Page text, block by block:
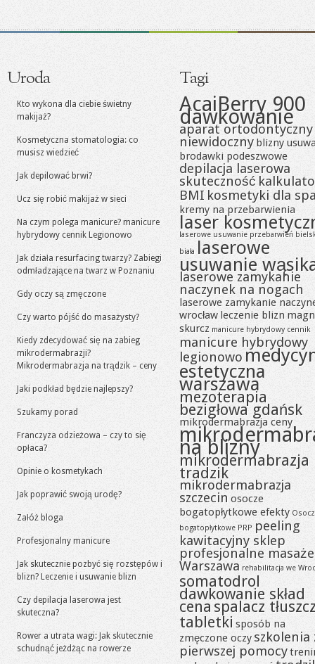
Uroda
Kto wykona dla ciebie świetny
makijaż?
Kosmetyczna stomatologia: co
musisz wiedzieć
Jak depilować brwi?
Ucz się robić makijaż w sieci
Na czym polega manicure? manicure
hybrydowy cennik Legionowo
Jak działa resurfacing twarzy? Zabiegi
odmładzające na twarz w Poznaniu
Gdy oczy są zmęczone
Czy warto pójść do masażysty?
Kiedy zdecydować się na zabieg
mikrodermabrazji?
Mikrodermabrazja na trądzik – ceny
Jaki podkład będzie najlepszy?
Szukamy porad
Franczyza odzieżowa – czy to się
opłaca?
Opinie o kosmetykach
Jak poprawić swoją urodę?
Załóż bloga
Profesjonalny manicure
Jak skutecznie pozbyć się rozstępów i
blizn? Leczenie i usuwanie blizn
Czy depilacja laserowa jest
skuteczna?
Rower a utrata wagi: Jak skutecznie
schudnąć jeżdżąc na rowerze
Tagi
AcaiBerry 900
dawkowanie
aparat ortodontyczny
niewidoczny blizny
brodawki podeszwowe
depilacja laserowa
skuteczność
BMI kosmetyki dla
kremy na przebarwienia
laser
laserowe usuwanie przebarwień
biała laserowe
usuwanie
laserowe zamykanie
naczynek na nogach
laserowe zamykanie
wrocław leczenie blizn
skurcz manicure hybrydowy cennik
manicure hybrydowy
legionowo
estetyczna
warszawa
mezoterapia
bezigłowa gdańsk
mikrodermabrazja ceny
na blizny
mikrodermabrazja
tradzik
mikrodermabrazja
szczecin osocze
bogatopłytkowe efekty
bogatopłytkowe PRP peeling
kawitacyjny sklep
profesjonalne masaże
Warszawa rehabilitacja we
somatodrol
dawkowanie skład
cena spalacz
tabletki sposób na
zmęczone oczy szkolenia
pierwszej pomocy